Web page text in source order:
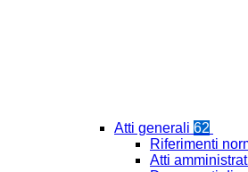
Atti generali 62
Riferimenti
Atti